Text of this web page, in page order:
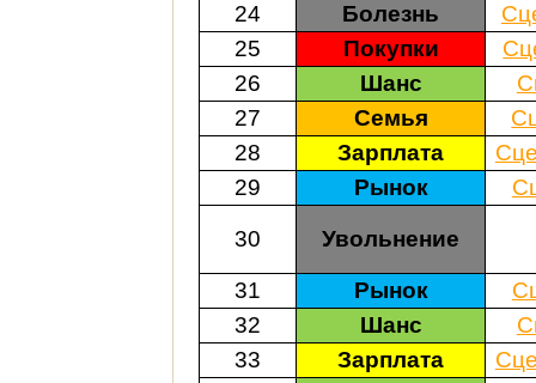
24
Болезнь
25
Покупки
26
Шанс
27
Семья
28
Зарплата
29
Рынок
30 Увольнение
31 Рынок
32
Шанс
33
Зарплата